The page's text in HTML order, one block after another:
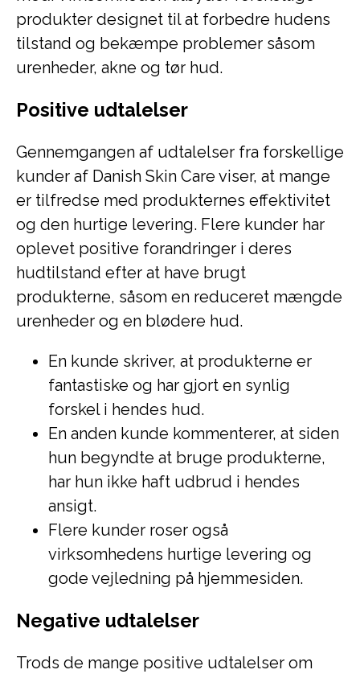
produkter designet til at forbedre hudens
tilstand og bekæmpe problemer såsom
urenheder, akne og tør hud.
Positive udtalelser
Gennemgangen af udtalelser fra forskellige
kunder af Danish Skin Care viser, at mange
er tilfredse med produkternes effektivitet
og den hurtige levering. Flere kunder har
oplevet positive forandringer i deres
hudtilstand efter at have brugt
produkterne, såsom en reduceret mængde
urenheder og en blødere hud.
En kunde skriver, at produkterne er
fantastiske og har gjort en synlig
forskel i hendes hud.
En anden kunde kommenterer, at siden
hun begyndte at bruge produkterne,
har hun ikke haft udbrud i hendes
ansigt.
Flere kunder roser også
virksomhedens hurtige levering og
gode vejledning på hjemmesiden.
Negative udtalelser
Trods de mange positive udtalelser om